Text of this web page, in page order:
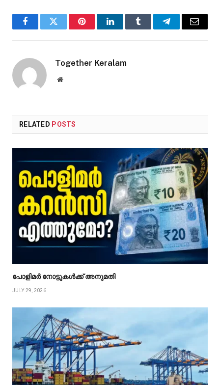
FacebookTwitter PinterestLinkedInTumblr TelegramEmail
Together Keralam
Website
RELATED POSTS
പോളിമർ നോട്ടുകൾക്ക് അനുമതി
JULY 29, 2026